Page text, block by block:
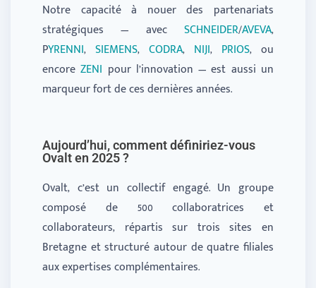
Notre capacité à nouer des partenariats
stratégiques — avec SCHNEIDER/AVEVA,
PYRENNI, SIEMENS, CODRA, NIJI, PRIOS, ou
encoreZENI pour l’innovation — est aussi un
marqueur fort de ces dernières années.
Aujourd’hui, comment définiriez-vous
Ovalt en 2025 ?
Ovalt, c’est un collectif engagé. Un groupe
composé de 500 collaboratrices et
collaborateurs, répartis sur trois sites en
Bretagne et structuré autour de quatre filiales
aux expertises complémentaires.